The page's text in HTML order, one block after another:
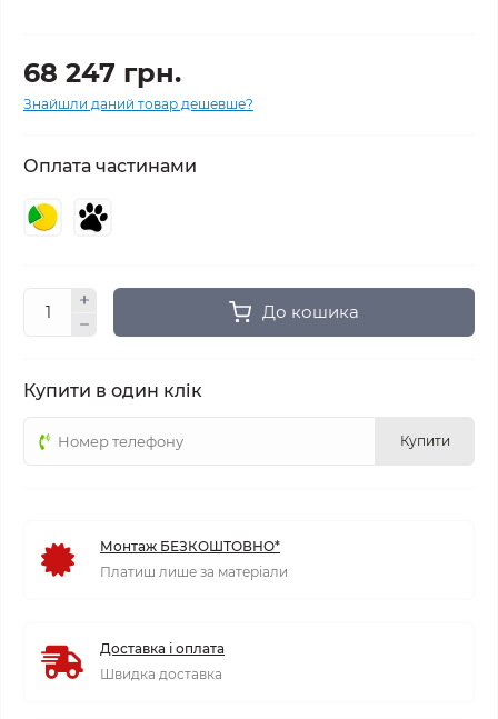
68 247 грн.
Знайшли даний товар дешевше?
Оплата частинами
До кошика
Купити в один клік
Купити
Монтаж БЕЗКОШТОВНО*
Платиш лише за матеріали
Доставка і оплата
Швидка доставка